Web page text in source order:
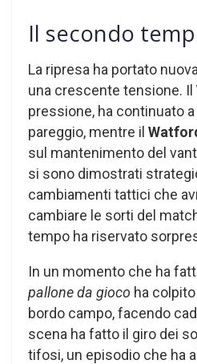
Il secondo
La ripresa ha portato
una crescente tensione. Il
pressione, ha continuato
pareggio, mentre il
sul mantenimento del
si sono dimostrati
cambiamenti tattici che
cambiare le sorti del
tempo ha riservato
In un momento che ha
pallone da gioco ha
bordo campo, facendo
scena ha fatto il giro dei
tifosi, un episodio che ha